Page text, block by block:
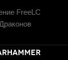
FreeLC